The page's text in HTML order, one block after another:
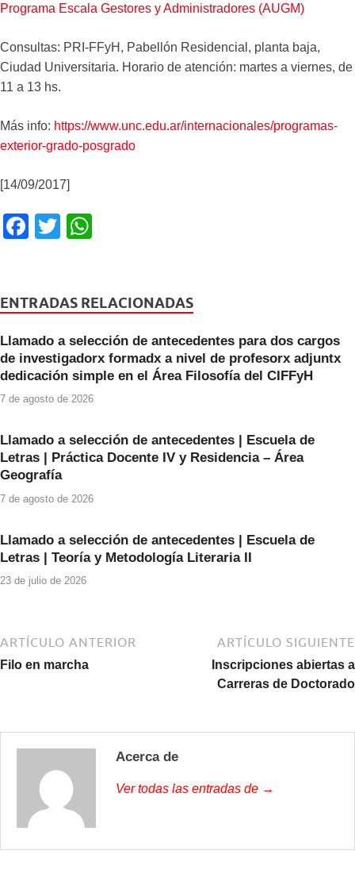
Programa Escala Gestores y Administradores (AUGM)
Consultas: PRI-FFyH, Pabellón Residencial, planta baja,
Ciudad Universitaria. Horario de atención: martes a viernes, de
11 a 13 hs.
Más info: https://www.unc.edu.ar/internacionales/programas-
exterior-grado-posgrado
[14/09/2017]
F
e
o
o
k
T
er s
p
p
ENTRADAS RELACIONADAS
Llamado a selección de antecedentes para dos cargos
de investigadorx formadx a nivel de profesorx adjuntx
dedicación simple en el Área Filosofía del CIFFyH
7 de agosto de 2026
Llamado a selección de antecedentes | Escuela de
Letras | Práctica Docente IV y Residencia – Área
Geografía
7 de agosto de 2026
Llamado a selección de antecedentes | Escuela de
Letras | Teoría y Metodología Literaria II
23 de julio de 2026
ARTÍCULO ANTERIOR
Filo en marcha
ARTÍCULO SIGUIENTE
Inscripciones abiertas a
Carreras de Doctorado
Acerca de
Ver todas las entradas de →